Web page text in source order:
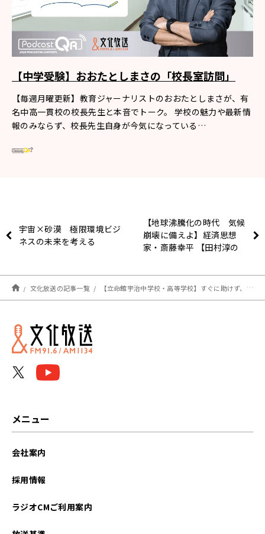
【中学受験】おおたとしまさの「校長室訪問」
【毎週月曜更新】教育ジャーナリストのおおたとしまさが、有
名中高一貫校の校長先生と本音でトーク。 学校の魅力や最新情
報のみならず、校長先生自身が今気になっている…
宇宙×砂漠 極限環境ビジ
ネスの未来を考える
【地球沸騰化の時代 気候
崩壊に備えよ】経済思想
家・斎藤幸平 【田村淳の
日前半】
文化放送の記事一覧 【立命館宇治中学校・高等学校】すぐに助けず、失敗しても、まずは子どもが自ら考えて主体的な行動で最後までやり抜く力が大切 横澤 広久 校長先生
メニュー
会社案内
採用情報
ラジオCMご利用案内